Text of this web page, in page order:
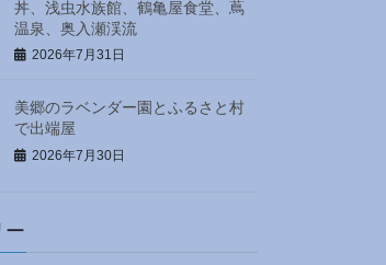
丼、浅虫水族館、鶴亀屋食堂、蔦
温泉、奥入瀬渓流
2026年7月31日
美郷のラベンダー園とふるさと村
で出端屋
2026年7月30日
ー